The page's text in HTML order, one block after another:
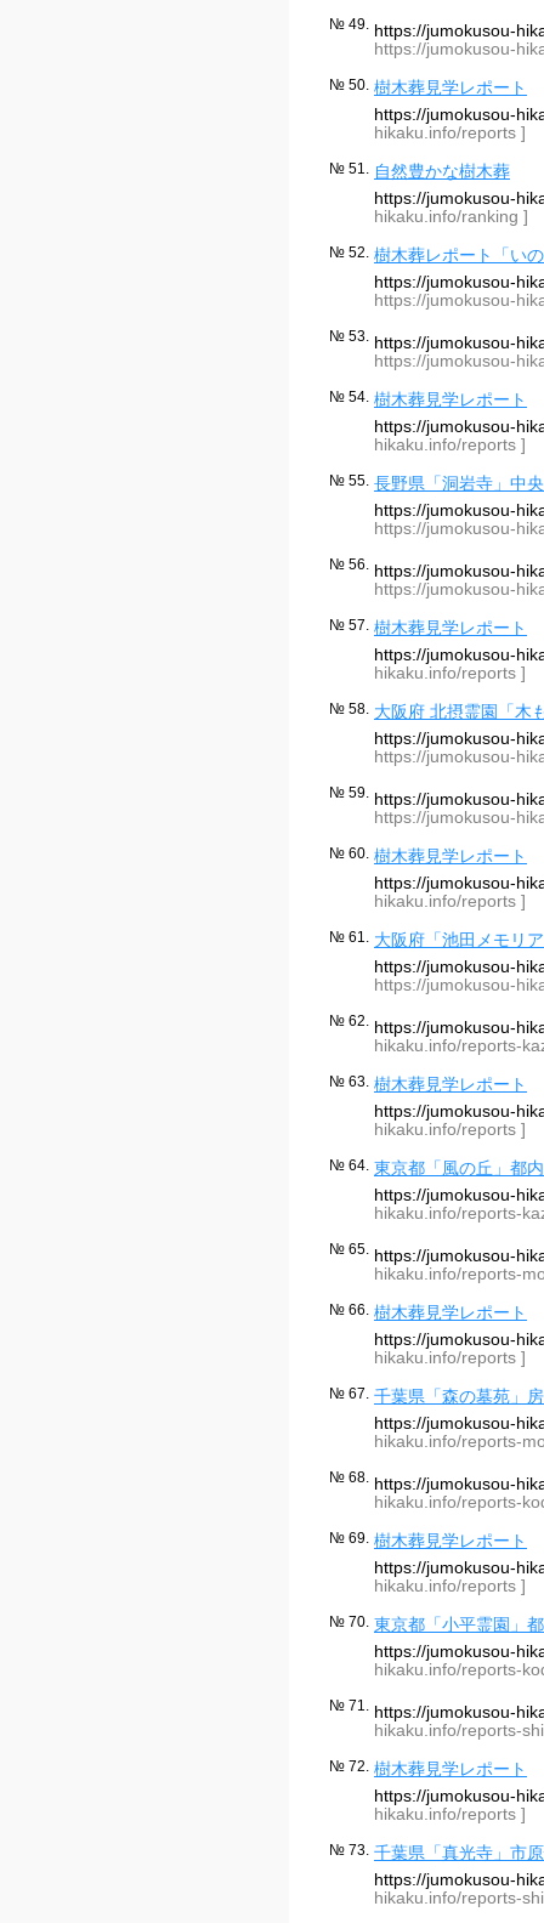
№ 49. https://jumokusou-
https://jumokusou-
№ 50. 樹木葬見学レポート
https://jumokusou-
hikaku.info/reports ]
№ 51.
自然豊かな樹木葬
https://jumokusou-
hikaku.info/ranking ]
№ 52. 樹木葬レポート「い
https://jumokusou-
https://jumokusou-
№ 53. https://jumokusou-
https://jumokusou-
№ 54. 樹木葬見学レポート
https://jumokusou-
hikaku.info/reports ]
№ 55. 長野県「洞岩寺」中
https://jumokusou-
https://jumokusou-
№ 56. https://jumokusou-
https://jumokusou-
№ 57. 樹木葬見学レポート
https://jumokusou-
hikaku.info/reports ]
№ 58. 大阪府 北摂霊園「木
https://jumokusou-
https://jumokusou-
№ 59. https://jumokusou-
https://jumokusou-
№ 60. 樹木葬見学レポート
https://jumokusou-
hikaku.info/reports ]
№ 61.
大阪府「池田メモリ
https://jumokusou-
https://jumokusou-
№ 62. https://jumokusou-
hikaku.info/reports-
№ 63. 樹木葬見学レポート
https://jumokusou-
hikaku.info/reports ]
№ 64. 東京都「風の丘」都
https://jumokusou-
hikaku.info/reports-
№ 65. https://jumokusou-
hikaku.info/reports-
№ 66. 樹木葬見学レポート
https://jumokusou-
hikaku.info/reports ]
№ 67. 千葉県「森の墓苑」
https://jumokusou-
hikaku.info/reports-
№ 68. https://jumokusou-
hikaku.info/reports-
№ 69. 樹木葬見学レポート
https://jumokusou-
hikaku.info/reports ]
№ 70. 東京都「小平霊園」
https://jumokusou-
hikaku.info/reports-
№ 71. https://jumokusou-
hikaku.info/reports-
№ 72. 樹木葬見学レポート
https://jumokusou-
hikaku.info/reports ]
№ 73. 千葉県「真光寺」市
https://jumokusou-
hikaku.info/reports-